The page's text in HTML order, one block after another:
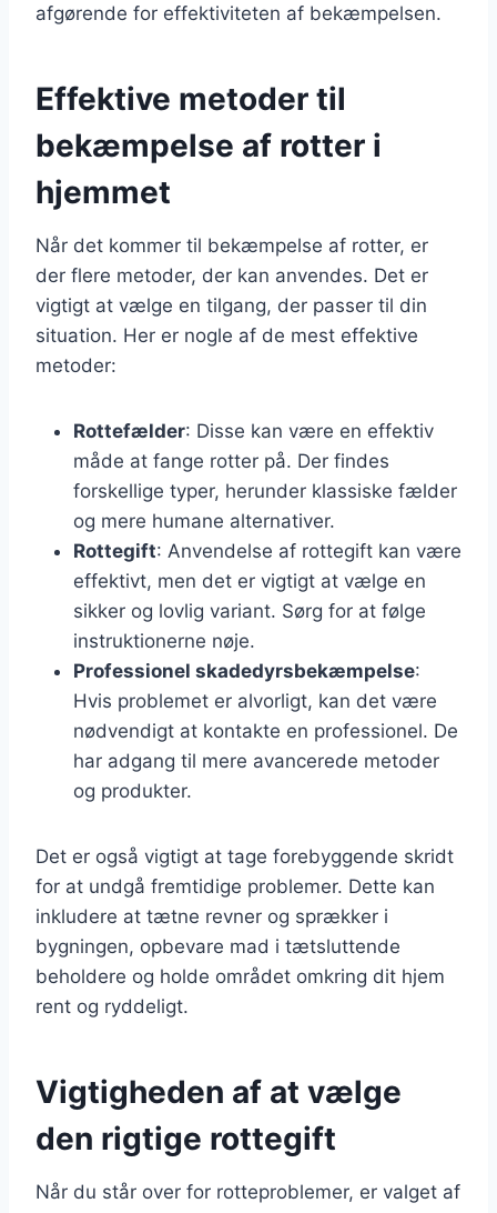
afgørende for effektiviteten af bekæmpelsen.
Effektive metoder til
bekæmpelse af rotter i
hjemmet
Når det kommer til bekæmpelse af rotter, er
der flere metoder, der kan anvendes. Det er
vigtigt at vælge en tilgang, der passer til din
situation. Her er nogle af de mest effektive
metoder:
Rottefælder: Disse kan være en effektiv
måde at fange rotter på. Der findes
forskellige typer, herunder klassiske fælder
og mere humane alternativer.
Rottegift: Anvendelse af rottegift kan være
effektivt, men det er vigtigt at vælge en
sikker og lovlig variant. Sørg for at følge
instruktionerne nøje.
Professionel skadedyrsbekæmpelse:
Hvis problemet er alvorligt, kan det være
nødvendigt at kontakte en professionel. De
har adgang til mere avancerede metoder
og produkter.
Det er også vigtigt at tage forebyggende skridt
for at undgå fremtidige problemer. Dette kan
inkludere at tætne revner og sprækker i
bygningen, opbevare mad i tætsluttende
beholdere og holde området omkring dit hjem
rent og ryddeligt.
Vigtigheden af at vælge
den rigtige rottegift
Når du står over for rotteproblemer, er valget af